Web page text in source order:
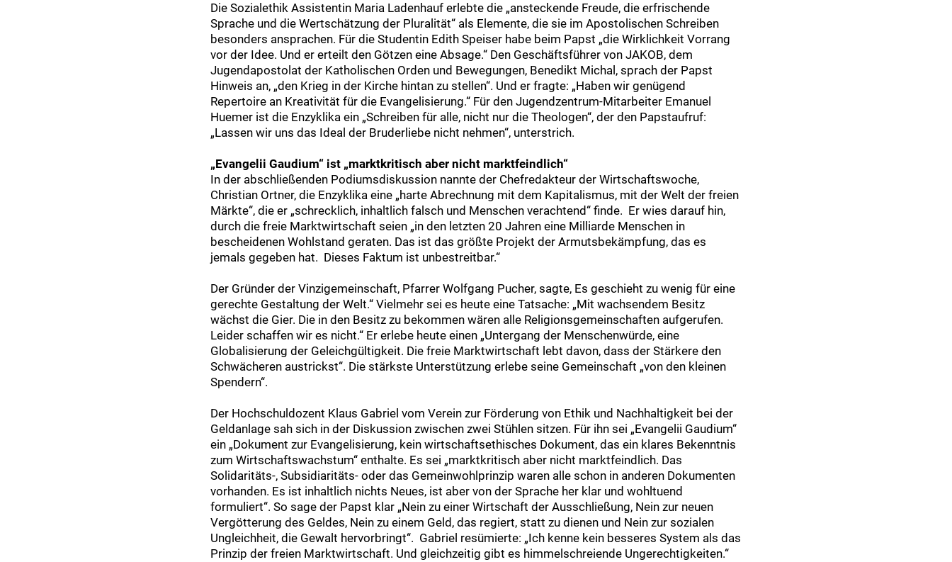
Die Sozialethik Assistentin Maria Ladenhauf erlebte die „ansteckende Freude, die erfrischende
Sprache und die Wertschätzung der Pluralität“ als Elemente, die sie im Apostolischen Schreiben
besonders ansprachen. Für die Studentin Edith Speiser habe beim Papst „die Wirklichkeit Vorrang
vor der Idee. Und er erteilt den Götzen eine Absage.“ Den Geschäftsführer von JAKOB, dem
Jugendapostolat der Katholischen Orden und Bewegungen, Benedikt Michal, sprach der Papst
Hinweis an, „den Krieg in der Kirche hintan zu stellen“. Und er fragte: „Haben wir genügend
Repertoire an Kreativität für die Evangelisierung.“ Für den Jugendzentrum-Mitarbeiter Emanuel
Huemer ist die Enzyklika ein „Schreiben für alle, nicht nur die Theologen“, der den Papstaufruf:
„Lassen wir uns das Ideal der Bruderliebe nicht nehmen“, unterstrich.
„Evangelii Gaudium“ ist „marktkritisch aber nicht marktfeindlich“
In der abschließenden Podiumsdiskussion nannte der Chefredakteur der Wirtschaftswoche,
Christian Ortner, die Enzyklika eine „harte Abrechnung mit dem Kapitalismus, mit der Welt der freien
Märkte“, die er „schrecklich, inhaltlich falsch und Menschen verachtend“ finde. Er wies darauf hin,
durch die freie Marktwirtschaft seien „in den letzten 20 Jahren eine Milliarde Menschen in
bescheidenen Wohlstand geraten. Das ist das größte Projekt der Armutsbekämpfung, das es
jemals gegeben hat. Dieses Faktum ist unbestreitbar.“
Der Gründer der Vinzigemeinschaft, Pfarrer Wolfgang Pucher, sagte, Es geschieht zu wenig für eine
gerechte Gestaltung der Welt.“ Vielmehr sei es heute eine Tatsache: „Mit wachsendem Besitz
wächst die Gier. Die in den Besitz zu bekommen wären alle Religionsgemeinschaften aufgerufen.
Leider schaffen wir es nicht.“ Er erlebe heute einen „Untergang der Menschenwürde, eine
Globalisierung der Geleichgültigkeit. Die freie Marktwirtschaft lebt davon, dass der Stärkere den
Schwächeren austrickst“. Die stärkste Unterstützung erlebe seine Gemeinschaft „von den kleinen
Spendern“.
Der Hochschuldozent Klaus Gabriel vom Verein zur Förderung von Ethik und Nachhaltigkeit bei der
Geldanlage sah sich in der Diskussion zwischen zwei Stühlen sitzen. Für ihn sei „Evangelii Gaudium“
ein „Dokument zur Evangelisierung, kein wirtschaftsethisches Dokument, das ein klares Bekenntnis
zum Wirtschaftswachstum“ enthalte. Es sei „marktkritisch aber nicht marktfeindlich. Das
Solidaritäts-, Subsidiaritäts- oder das Gemeinwohlprinzip waren alle schon in anderen Dokumenten
vorhanden. Es ist inhaltlich nichts Neues, ist aber von der Sprache her klar und wohltuend
formuliert“. So sage der Papst klar „Nein zu einer Wirtschaft der Ausschließung, Nein zur neuen
Vergötterung des Geldes, Nein zu einem Geld, das regiert, statt zu dienen und Nein zur sozialen
Ungleichheit, die Gewalt hervorbringt“. Gabriel resümierte: „Ich kenne kein besseres System als das
Prinzip der freien Marktwirtschaft. Und gleichzeitig gibt es himmelschreiende Ungerechtigkeiten.“